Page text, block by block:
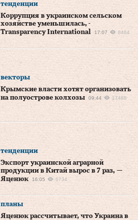
тенденции
Коррупция в украинском сельском
хозяйстве уменьшилась, -
Transparency International
17:07 8464
векторы
Крымские власти хотят организовать
на полуострове колхозы
09:44 17488
тенденции
Экспорт украинской аграрной
продукции в Китай вырос в 7 раз, —
Яценюк
16:05 6734
планы
Яценюк рассчитывает, что Украина в